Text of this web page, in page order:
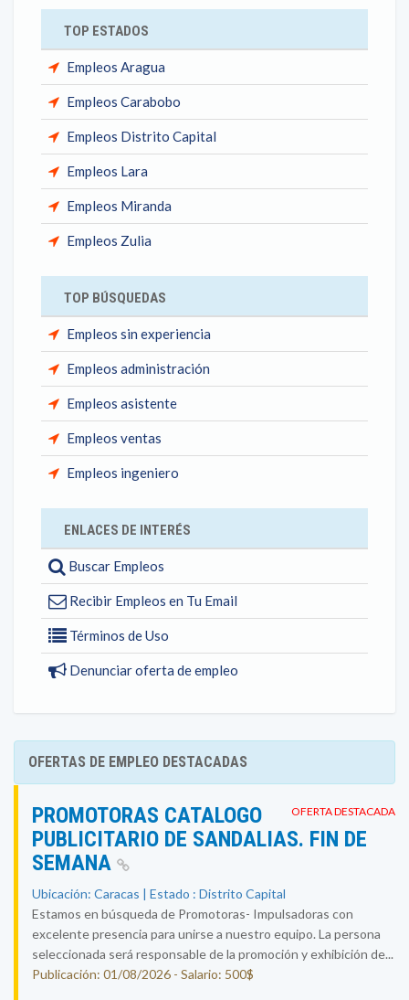
TOP ESTADOS
Empleos Aragua
Empleos Carabobo
Empleos Distrito Capital
Empleos Lara
Empleos Miranda
Empleos Zulia
TOP BÚSQUEDAS
Empleos sin experiencia
Empleos administración
Empleos asistente
Empleos ventas
Empleos ingeniero
ENLACES DE INTERÉS
Buscar Empleos
Recibir Empleos en Tu Email
Términos de Uso
Denunciar oferta de empleo
OFERTAS DE EMPLEO DESTACADAS
OFERTA DESTACADA
PROMOTORAS CATALOGO
PUBLICITARIO DE SANDALIAS. FIN DE
SEMANA
Ubicación: Caracas | Estado : Distrito Capital
Estamos en búsqueda de Promotoras- Impulsadoras con
excelente presencia para unirse a nuestro equipo. La persona
seleccionada será responsable de la promoción y exhibición de...
Publicación: 01/08/2026 - Salario: 500$